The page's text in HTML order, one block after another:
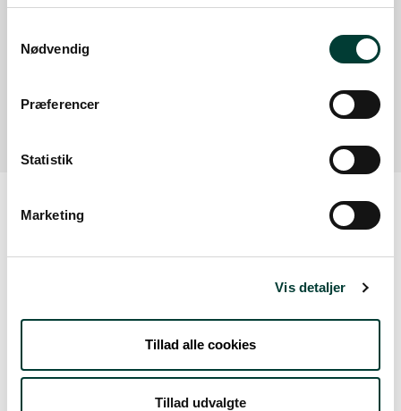
Nødvendig
Præferencer
Statistik
Marketing
Vis detaljer
Tillad alle cookies
Tillad udvalgte
Autocamper parkeringsplads, Brogårdsvej 6,
Læs mere
spredt skydække